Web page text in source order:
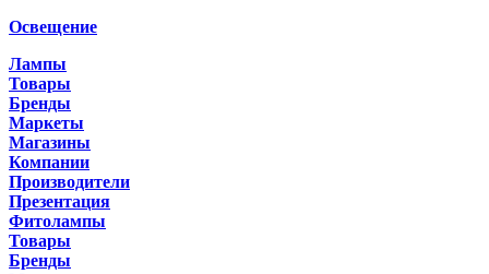
Освещение
Лампы
Товары
Бренды
Маркеты
Магазины
Компании
Производители
Презентация
Фитолампы
Товары
Бренды